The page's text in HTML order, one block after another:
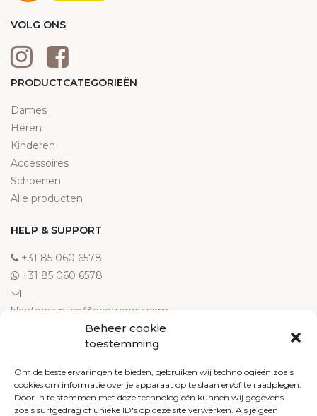
Beheer cookie
toestemming
Om de beste ervaringen te bieden, gebruiken wij technologieën zoals
cookies om informatie over je apparaat op te slaan en/of te raadplegen.
Door in te stemmen met deze technologieën kunnen wij gegevens
zoals surfgedrag of unieke ID's op deze site verwerken. Als je geen
VOLG ONS
PRODUCTCATEGORIEËN
Dames
Heren
Kinderen
Accessoires
Schoenen
Alle producten
HELP & SUPPORT
‎+31 85 060 6578
‎+31 85 060 6578
klantenservice@ecotrendy.com
Meest gestelde vragen
Contact
Algemene voorwaarden